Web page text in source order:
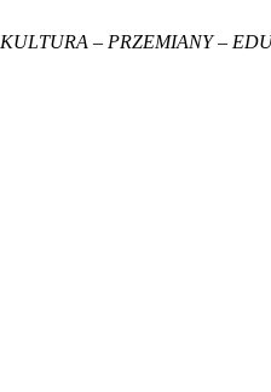
KULTURA – PRZEMIANY –